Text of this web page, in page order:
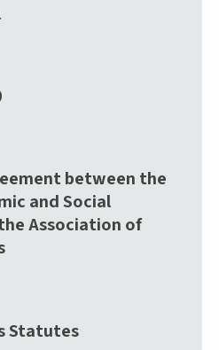
between the
and Social
Association of
Statutes